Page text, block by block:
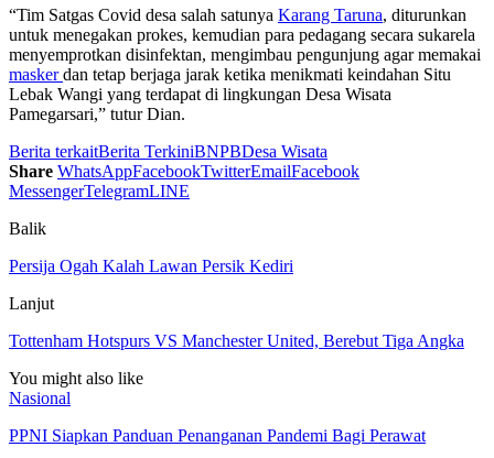
“Tim Satgas Covid desa salah satunya Karang Taruna, diturunkan
untuk menegakan prokes, kemudian para pedagang secara sukarela
menyemprotkan disinfektan, mengimbau pengunjung agar memakai
maskerdan tetap berjaga jarak ketika menikmati keindahan Situ
Lebak Wangi yang terdapat di lingkungan Desa Wisata
Pamegarsari,” tutur Dian.
Berita terkaitBerita TerkiniBNPBDesa Wisata
Share WhatsAppFacebookTwitterEmailFacebook
MessengerTelegramLINE
Balik
Persija Ogah Kalah Lawan Persik Kediri
Lanjut
Tottenham Hotspurs VS Manchester United, Berebut Tiga Angka
You might also like
Nasional
PPNI Siapkan Panduan Penanganan Pandemi Bagi Perawat